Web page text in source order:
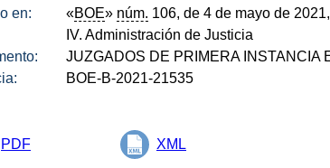
en: «BOE» núm. 106, de 4 de mayo de
IV. Administración de Justicia
JUZGADOS DE PRIMERA INSTANCIA
BOE-B-2021-21535
PDF XML